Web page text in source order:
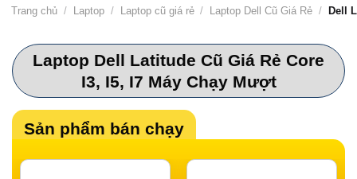
Trang chủ / Laptop / Laptop cũ giá rẻ / Laptop Dell Cũ Giá Rẻ / Dell
Laptop Dell Latitude Cũ Giá Rẻ Core
I3, I5, I7 Máy Chạy Mượt
Sản phẩm bán chạy